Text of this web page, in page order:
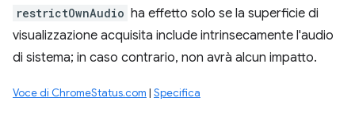
restrictOwnAudio ha effetto solo se la superficie di
visualizzazione acquisita include intrinsecamente l'audio
di sistema; in caso contrario, non avrà alcun impatto.
Voce di ChromeStatus.com | Specifica